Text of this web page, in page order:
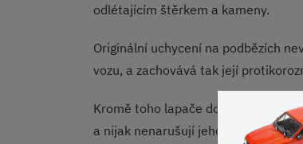
odlétajícím štěrkem a kameny.
Originální uchycení na podbězích
vozu, a zachovává tak její
Kromě toho lapače dokonale ladí s
a nijak nenarušují jeho elegantní